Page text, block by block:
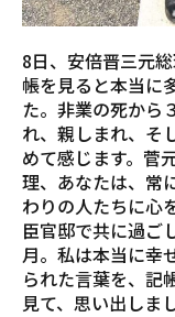
8日、安倍晋三元
帳を見ると本当に
た。非業の死から
れ、親しまれ、そ
めて感じます。菅
理、あなたは、常
わりの人たちに心
臣官邸で共に過ご
月。私は本当に幸
られた言葉を、記
見て、思い出しま